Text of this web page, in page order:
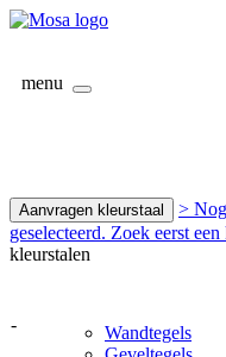
menu
Aanvragen kleurstaal
>
geselecteerd. Zoek eerst een
kleurstalen
-
Wandtegels